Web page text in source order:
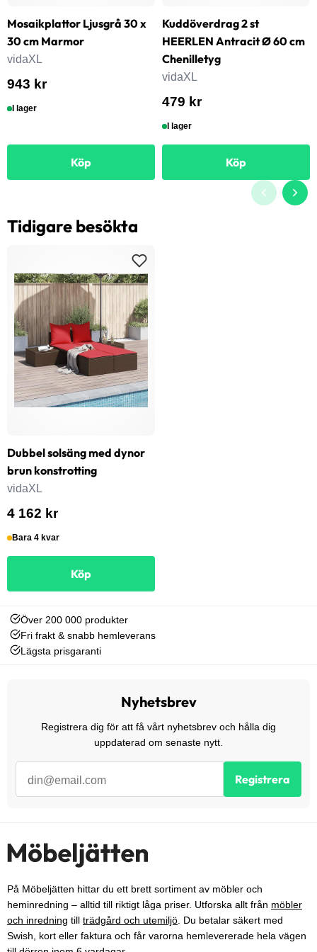
Mosaikplattor Ljusgrå 30 x
30 cm Marmor
vidaXL
943 kr
I lager
Köp
Kuddöverdrag 2 st
HEERLEN Antracit Ø 60 cm
Chenilletyg
vidaXL
479 kr
I lager
Köp
Tidigare besökta
Dubbel solsäng med dynor
brun konstrotting
vidaXL
4 162 kr
Bara 4 kvar
Köp
Över 200 000 produkter
Fri frakt & snabb hemleverans
Lägsta prisgaranti
Nyhetsbrev
Registrera dig för att få vårt nyhetsbrev och hålla dig
uppdaterad om senaste nytt.
Registrera
På Möbeljätten hittar du ett brett sortiment av möbler och
heminredning – alltid till riktigt låga priser. Utforska allt från möbler
och inredning till trädgård och utemiljö . Du betalar säkert med
Swish, kort eller faktura och får varorna hemlevererade hela vägen